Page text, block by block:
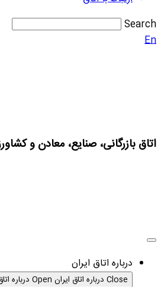
Search
En
اتاق بازرگانی، صنایع، معادن و
درباره اتاق ایران
Close درباره اتاق ایران Open درباره اتاق ایران